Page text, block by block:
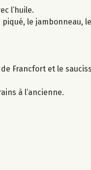
l’huile.
le jambonneau,
Francfort et le
à l’ancienne.